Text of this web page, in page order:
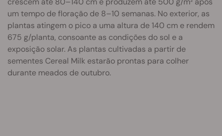
um tempo de floração de 8–10 semanas. No exterior, as
plantas atingem o pico a uma altura de 140 cm e rendem
675 g/planta, consoante as condições do sol e a
exposição solar. As plantas cultivadas a partir de
sementes Cereal Milk estarão prontas para colher
durante meados de outubro.